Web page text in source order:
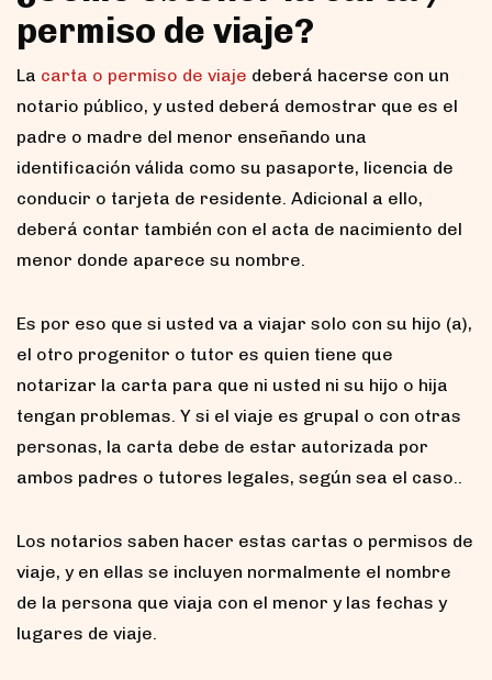
permiso de viaje?
La carta o permiso de viaje deberá hacerse con un
notario público, y usted deberá demostrar que es el
padre o madre del menor enseñando una
identificación válida como su pasaporte, licencia de
conducir o tarjeta de residente. Adicional a ello,
deberá contar también con el acta de nacimiento del
menor donde aparece su nombre.
Es por eso que si usted va a viajar solo con su hijo (a),
el otro progenitor o tutor es quien tiene que
notarizar la carta para que ni usted ni su hijo o hija
tengan problemas. Y si el viaje es grupal o con otras
personas, la carta debe de estar autorizada por
ambos padres o tutores legales, según sea el caso..
Los notarios saben hacer estas cartas o permisos de
viaje, y en ellas se incluyen normalmente el nombre
de la persona que viaja con el menor y las fechas y
lugares de viaje.